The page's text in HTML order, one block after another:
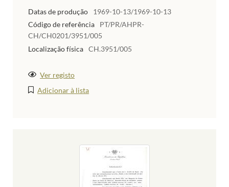
Datas de produção
1969-10-13/1969-10-13
Código de referência
PT/PR/AHPR-
CH/CH0201/3951/005
Localização física CH.3951/005
Ver registo
Adicionar à lista